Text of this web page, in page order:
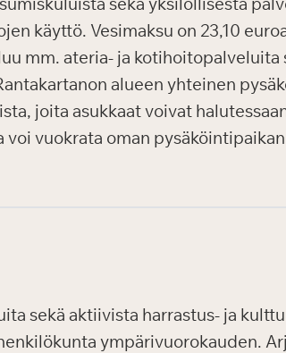
käyttö. Vesimaksu on 23,10
mm. ateria- ja
alueen yhteinen
joita asukkaat voivat
vuokrata oman
sekä aktiivista harrastus- ja
ympärivuorokauden.